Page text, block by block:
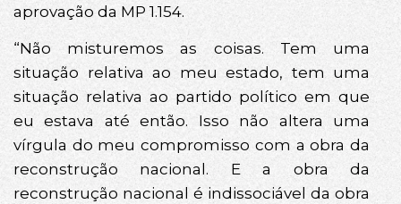
aprovação da MP 1.154.
“Não misturemos as coisas. Tem uma
situação relativa ao meu estado, tem uma
situação relativa ao partido político em que
eu estava até então. Isso não altera uma
vírgula do meu compromisso com a obra da
reconstrução nacional. E a obra da
reconstrução nacional é indissociável da obra